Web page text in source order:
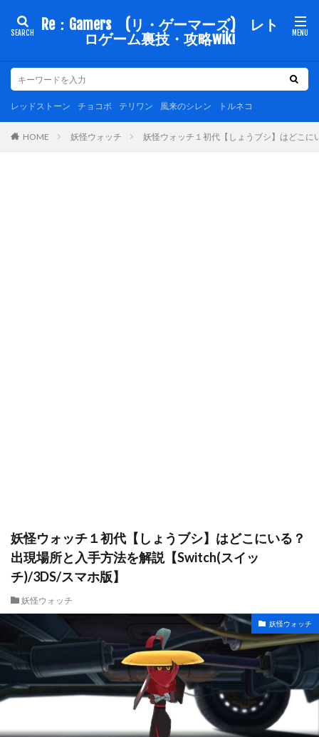
Re：Gamers (リ・ゲーマーズ) レト
ロゲーム裏技・攻略wiki
レッドストーン チョコボ テリワン 風来のシレン トルネコ
HOME 妖怪ウォッチ 妖怪ウォッチ１初代【しょうブシ】はどこ
妖怪ウォッチ１初代【しょうブシ】はどこにいる？
出現場所と入手方法を解説【Switch(スイッ
チ)/3DS/スマホ版】
妖怪ウォッチ
妖怪ウォッチ